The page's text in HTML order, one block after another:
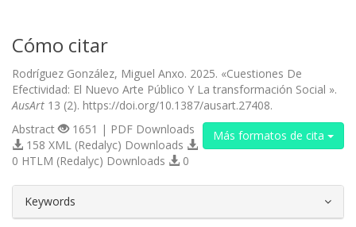
Cómo citar
Rodríguez González, Miguel Anxo. 2025. «Cuestiones De
Efectividad: El Nuevo Arte Público Y La transformación Social ».
AusArt 13 (2). https://doi.org/10.1387/ausart.27408.
Más formatos de cita
Abstract
1651 | PDF Downloads
158 XML (Redalyc) Downloads
0 HTLM (Redalyc) Downloads
0
Keywords